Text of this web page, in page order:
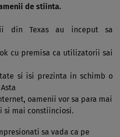
de stiinta.
din Texas au inceput sa
cu premisa ca utilizatorii sai
si isi prezinta in schimb o
oamenii vor sa para mai
mai constiinciosi.
sa vada ca pe